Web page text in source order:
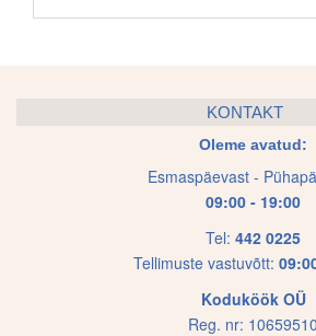
KONTAKT
Oleme avatud:
Esmaspäevast -
09:00 - 19:00
Tel: 442 0225
Tellimuste vastuvõtt:
Koduköök OÜ
Reg. nr: 10659510